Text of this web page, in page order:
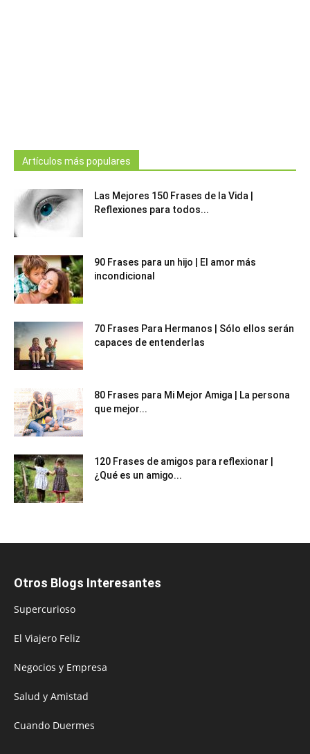
Artículos más populares
Las Mejores 150 Frases de la Vida |
Reflexiones para todos...
90 Frases para un hijo | El amor más
incondicional
70 Frases Para Hermanos | Sólo ellos serán
capaces de entenderlas
80 Frases para Mi Mejor Amiga | La persona
que mejor...
120 Frases de amigos para reflexionar |
¿Qué es un amigo...
Otros Blogs Interesantes
Supercurioso
El Viajero Feliz
Negocios y Empresa
Salud y Amistad
Cuando Duermes